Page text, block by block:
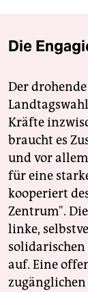
Die
Der
Kräfte
braucht es
und vor
für eine
kooperiert
Zentrum".
linke,
solidarischen
auf. Eine